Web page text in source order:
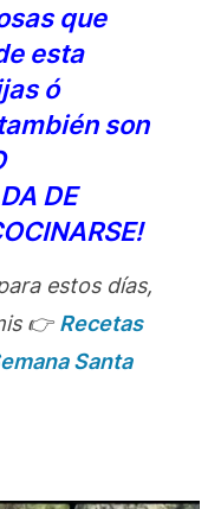
que
esta
ó
son
DE
estos días,
👉 Recetas
Santa